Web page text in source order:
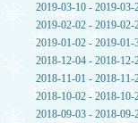
2019-03-10 - 2019-03-
2019-02-02 - 2019-02-
2019-01-02 - 2019-01-
2018-12-04 - 2018-12-
2018-11-01 - 2018-11-
2018-10-02 - 2018-10-
2018-09-03 - 2018-09-